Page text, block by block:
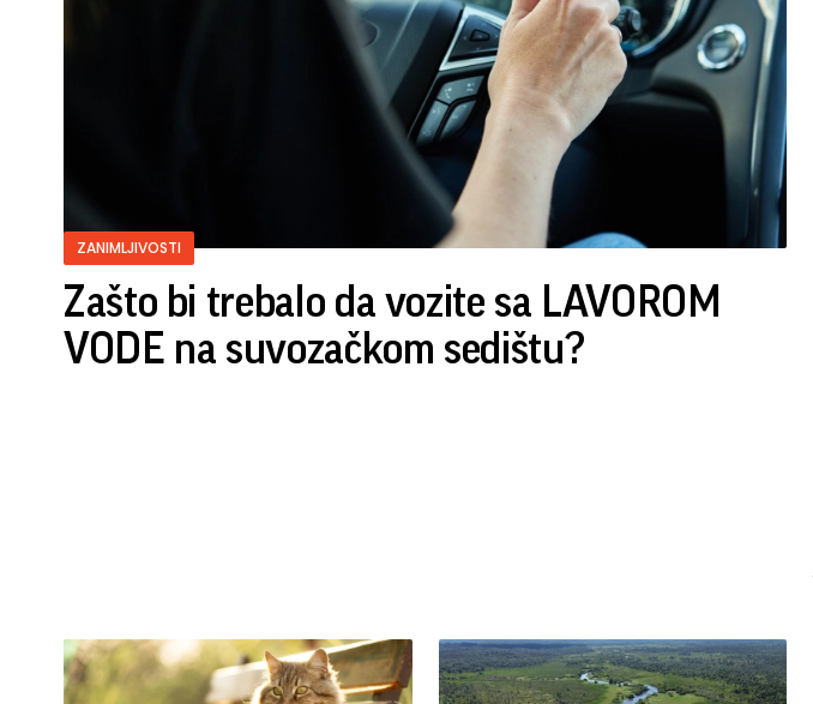
ZANIMLJIVOSTI
Zašto bi trebalo da vozite sa LAVOROM
VODE na suvozačkom sedištu?